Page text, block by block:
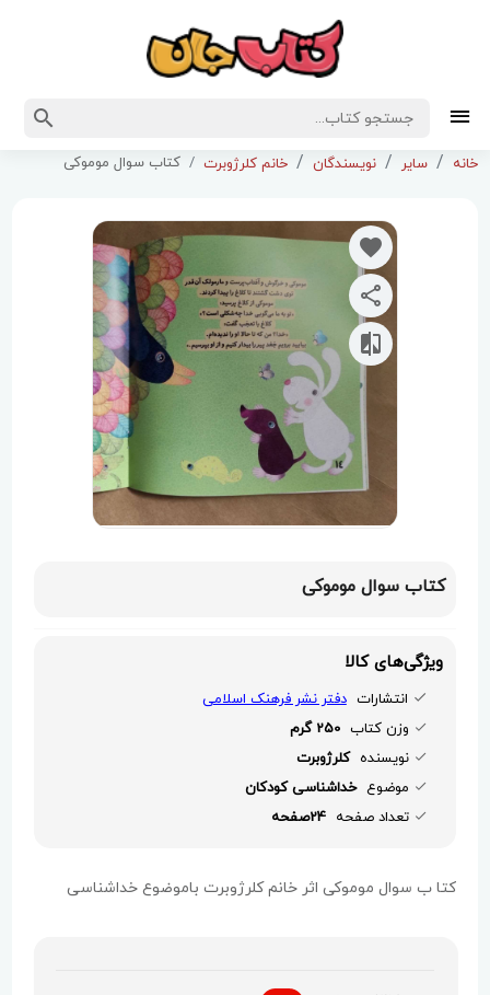
خانه سایر نویسندگان خانم کلرژوبرت کتاب سوال موموکی
کتاب سوال موموکی
ویژگی‌های کالا
انتشارات دفتر نشر فرهنک اسلامی
وزن کتاب 250 گرم
نویسنده کلرژوبرت
موضوع خداشناسی کودکان
تعداد صفحه 24صفحه
کتا ب سوال موموکی اثر خانم کلرژوبرت باموضوع خداشناسی